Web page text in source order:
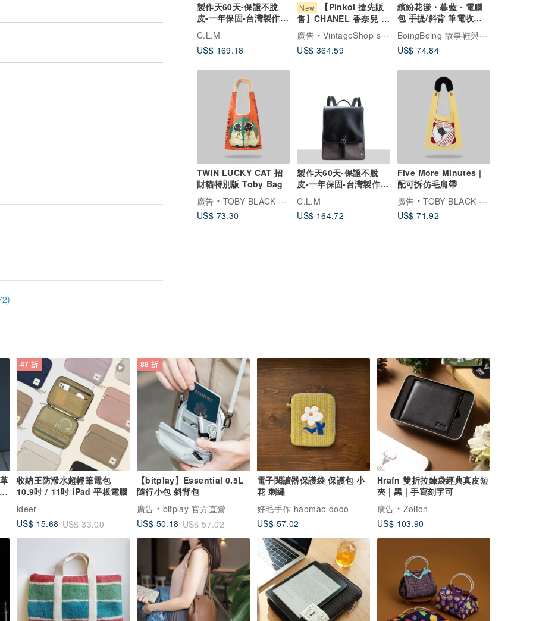
製作天60天-保證不脫
皮-一年保固-台灣製作-
純素皮革－旅行背包-
C.L.M
US$ 169.18
New
【Pinkoi 搶先販
售】CHANEL 香奈兒 綠
色 經典 LOGO 羊皮 零
錢包 vintage 古著 old
bkk4v4
廣告
VintageShop solo 日本直送中古包專賣店
US$ 364.59
繽紛花漾・暮藍 - 電腦
包 手提/斜背 筆電收納
包 13-16吋 台灣製
BoingBoing 故事鞋與童畫包
US$ 74.84
TWIN LUCKY CAT 招
財貓特別版 Toby Bag
廣告
TOBY BLACK 托比小黑
US$ 73.30
製作天60天-保證不脫
皮-一年保固-台灣製作-
C.L.M
US$ 164.72
Five More Minutes |
配可拆仿毛肩帶
廣告
TOBY BLACK 托比小黑
US$ 71.92
47 折
收納王防潑水超輕筆電包
10.9吋 / 11吋 iPad 平板電腦
ideer
US$ 15.68 US$ 33.00
88 折
【bitplay】Essential 0.5L
隨行小包 斜背包
廣告
bitplay 官方直營
US$ 50.18 US$ 57.02
電子閱讀器保護袋 保護包 小
花 刺繡
好毛手作 haomao dodo
US$ 57.02
Hrafn 雙折拉鍊袋經典真皮短
夾 | 黑 | 手寫刻字可
廣告
Zolton
US$ 103.90